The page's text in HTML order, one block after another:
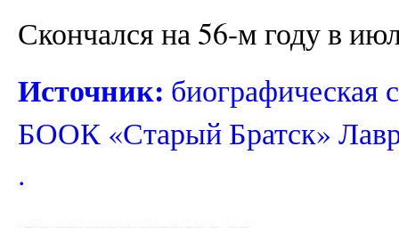
Скончался на 56-м году в
Источник: биографическая
БООК «Старый Братск»
.